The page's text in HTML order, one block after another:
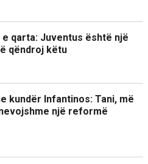
qarta: Juventus është një
qëndroj këtu
kundër Infantinos: Tani, më
një reformë